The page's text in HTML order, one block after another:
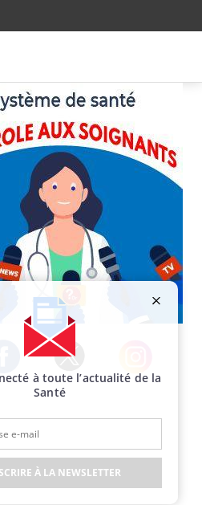
Twitter Instagram
à toute l’actualité de la
Santé
À LA NEWSLETTER